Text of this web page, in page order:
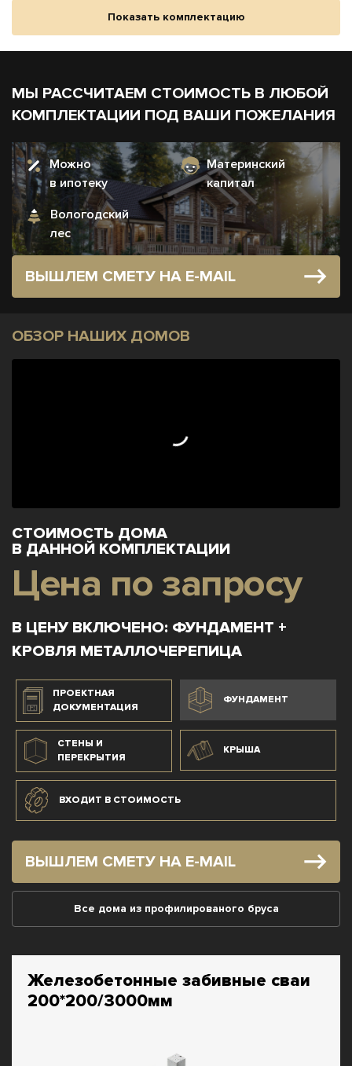
Показать комплектацию
МЫ РАССЧИТАЕМ СТОИМОСТЬ В ЛЮБОЙ
КОМПЛЕКТАЦИИ ПОД ВАШИ ПОЖЕЛАНИЯ
Можно
в ипотеку
Материнский
капитал
Вологодский
лес
ВЫШЛЕМ СМЕТУ НА E-MAIL
ОБЗОР НАШИХ ДОМОВ
СТОИМОСТЬ ДОМА
В ДАННОЙ КОМПЛЕКТАЦИИ
Цена по запросу
В ЦЕНУ ВКЛЮЧЕНО: ФУНДАМЕНТ +
КРОВЛЯ МЕТАЛЛОЧЕРЕПИЦА
ПРОЕКТНАЯ
ДОКУМЕНТАЦИЯ
ФУНДАМЕНТ
СТЕНЫ И
ПЕРЕКРЫТИЯ
КРЫША
ВХОДИТ В СТОИМОСТЬ
ВЫШЛЕМ СМЕТУ НА E-MAIL
Все дома из профилированого бруса
Железобетонные забивные сваи
200*200/3000мм